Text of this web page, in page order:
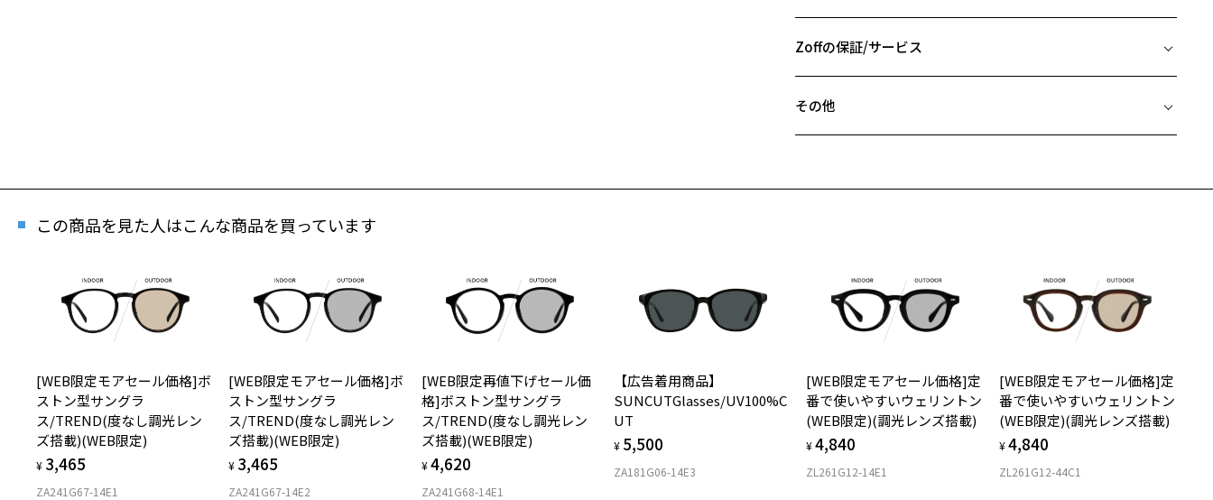
#04 Zoff | Naoko Kuroishi HEXAGON SUNCUT GLASSES
グラス。
リム上端はシャープに、下部はやわらかなカーブを描くことで、強さと
横長のシルエットは顔まわりをすっきり見せ、小顔効果も期待できるよ
うに拘ったポイントです。
Zoff｜Naoko Kuroishi 特設ページはこちら
■高温(60℃以上)環境や急激な温度差は変形、表面層のひび割れの原因
となります。炎天下の車内や砂浜等に放置しない様ご注意ください。
■傷をつけるような金属と一緒にしまわないようご注意ください。
品名：サングラス
レンズの材質：プラスチック(コーティング)
B ブリッジ(鼻部分)の横幅：21mm
お持ちのZoffメガネサイズを確認するには？
仕上がり寸法
D 仕上がりの横幅：約141mm
E 仕上がりの縦幅：約38mm
フレームとレンズの合計料金を知りたい方へ
Zoffの保証/サービス
安心2 視力測定無料
視力の変化を早めに発見するために、定期的な視力測定をおす
安心3 かかり具合調整無料
フレームの歪みやかかり具合の調整・クリーニングは、全国の
Zoff店舗にていつでも対応いたします。
その他
＜メガネの度数情報がわからない方へ＞
オンラインストアでフレームのみ購入して、
ご購入時に「レンズ交換券」をお選びいただくと、実店舗で度数を測定
のうえ、
度付きレンズ（標準セットレンズ）へ無料交換いただけます。
詳しくはこちら
実店舗で度数を測定いただけます
この商品を見た人はこんな商品を買っています
[WEB限定モアセール価格]ボ
ストン型サングラ
ス/TREND(度なし調光レン
ズ搭載)(WEB限定)
¥ 3,465
ZA241G67-14E1
[WEB限定モアセール価格]ボ
ストン型サングラ
ス/TREND(度なし調光レン
ズ搭載)(WEB限定)
¥ 3,465
ZA241G67-14E2
[WEB限定再値下げセール価
格]ボストン型サングラ
ス/TREND(度なし調光レン
ズ搭載)(WEB限定)
¥4,620
ZA241G68-14E1
【広告着用商品】
SUNCUTGlasses/UV100%C
UT
¥ 5,500
ZA181G06-14E3
[WEB限定モアセール価格]定
番で使いやすいウェリントン
(WEB限定)(調光レンズ搭載)
¥4,840
ZL261G12-14E1
[WEB限定モアセール価格]定
番で使いやすいウェリントン
(WEB限定)(調光レンズ搭載)
¥4,840
ZL261G12-44C1